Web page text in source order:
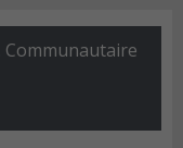
Communautaire